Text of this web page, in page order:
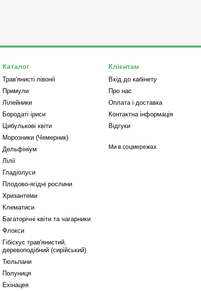
Каталог
Трав'янисті півонії
Примули
Лілейники
Бородаті іриси
Цибулькові квіти
Морозники (Чемерник)
Дельфініум
Лілії
Гладіолуси
Плодово-ягідні рослини
Хризантеми
Клематиси
Багаторічні квіти та чагарники
Флокси
Гібіскус трав'янистий,
деревоподібний (сирійський)
Тюльпани
Полуниця
Ехінацея
Клієнтам
Вхід до кабінету
Про нас
Оплата і доставка
Контактна інформація
Відгуки
Ми в соцмережах